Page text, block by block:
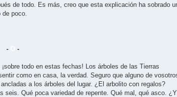
de todo. Es más, creo que esta explicación ha sobrado
poco.
- -
todo en estas fechas! Los árboles de las Tierras
como en casa, la verdad. Seguro que alguno de
a los árboles del lugar. ¿El arbolito con regalos?
seis. Qué poca variedad de repente. Qué mal, qué asco. ¿Y